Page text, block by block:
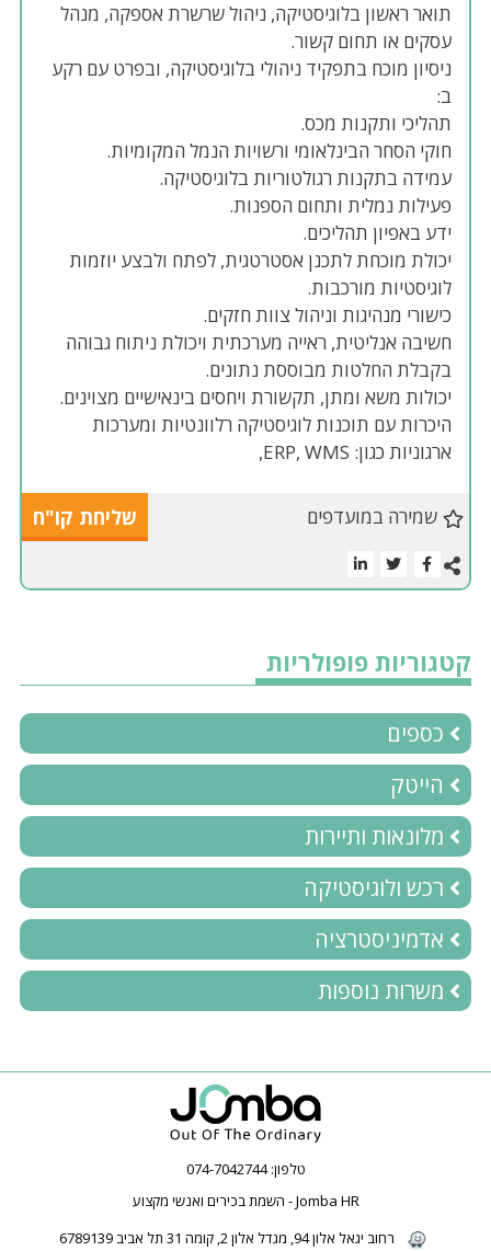
תואר ראשון בלוגיסטיקה, ניהול שרשרת אספקה, מנהל
עסקים או תחום קשור.
ניסיון מוכח בתפקיד ניהולי בלוגיסטיקה, ובפרט עם רקע
ב:
תהליכי ותקנות מכס.
חוקי הסחר הבינלאומי ורשויות הנמל המקומיות.
עמידה בתקנות רגולטוריות בלוגיסטיקה.
פעילות נמלית ותחום הספנות.
ידע באפיון תהליכים.
יכולת מוכחת לתכנן אסטרטגית, לפתח ולבצע יוזמות
לוגיסטיות מורכבות.
כישורי מנהיגות וניהול צוות חזקים.
חשיבה אנליטית, ראייה מערכתית ויכולת ניתוח גבוהה
בקבלת החלטות מבוססת נתונים.
יכולות משא ומתן, תקשורת ויחסים בינאישיים מצוינים.
היכרות עם תוכנות לוגיסטיקה רלוונטיות ומערכות
ארגוניות כגון: ERP, WMS,
שמירה במועדפים שליחת קו"ח
קטגוריות פופולריות
כספים
הייטק
מלונאות ותיירות
רכש ולוגיסטיקה
אדמיניסטרציה
משרות נוספות
טלפון:074-7042744
Jomba HR - השמת בכירים ואנשי מקצוע
רחוב יגאל אלון 94, מגדל אלון 2, קומה 31 תל אביב 6789139